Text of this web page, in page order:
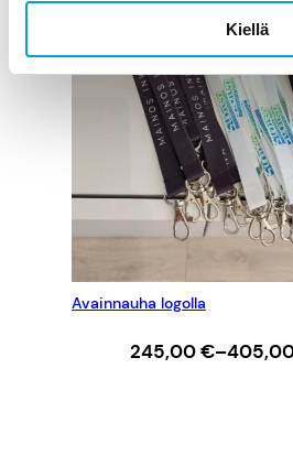
Kiellä
Avainnauha logolla
245,00€–